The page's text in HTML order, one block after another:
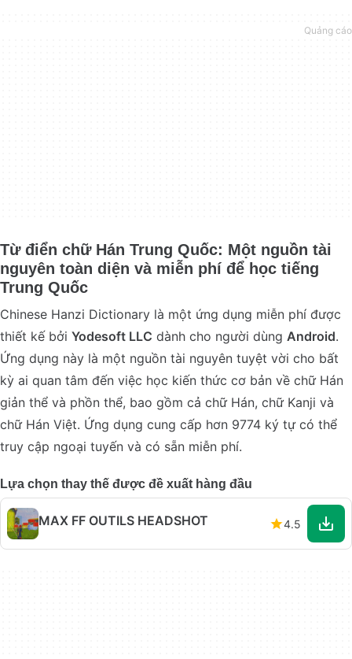
Từ điển chữ Hán Trung Quốc: Một nguồn tài
nguyên toàn diện và miễn phí để học tiếng
Trung Quốc
Chinese Hanzi Dictionary là một ứng dụng miễn phí được
thiết kế bởi Yodesoft LLC dành cho người dùng Android.
Ứng dụng này là một nguồn tài nguyên tuyệt vời cho bất
kỳ ai quan tâm đến việc học kiến thức cơ bản về chữ Hán
giản thể và phồn thể, bao gồm cả chữ Hán, chữ Kanji và
chữ Hán Việt. Ứng dụng cung cấp hơn 9774 ký tự có thể
truy cập ngoại tuyến và có sẵn miễn phí.
Lựa chọn thay thế được đề xuất hàng đầu
MAX FF OUTILS HEADSHOT 4.5